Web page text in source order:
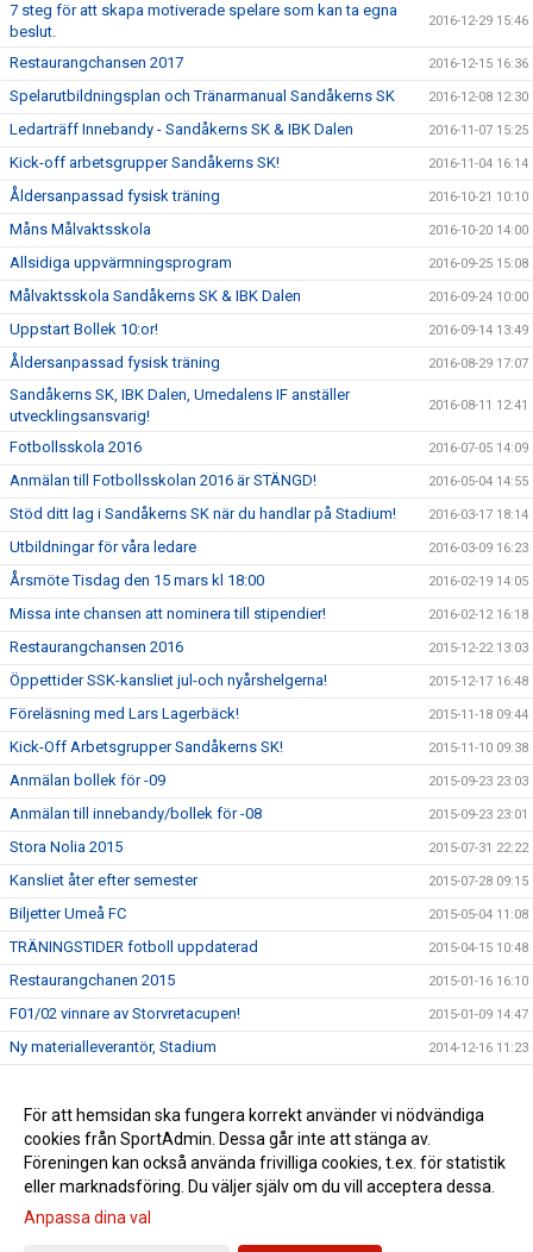
7 steg för att skapa motiverade spelare som kan ta egna
beslut.
2016-12-29 15:46
Restaurangchansen 2017 2016-12-15 16:36
Spelarutbildningsplan och Tränarmanual Sandåkerns SK 2016-12-08 12:30
Ledarträff Innebandy - Sandåkerns SK & IBK Dalen 2016-11-07 15:25
Kick-off arbetsgrupper Sandåkerns SK! 2016-11-04 16:14
Åldersanpassad fysisk träning 2016-10-21 10:10
Måns Målvaktsskola 2016-10-20 14:00
Allsidiga uppvärmningsprogram 2016-09-25 15:08
Målvaktsskola Sandåkerns SK & IBK Dalen 2016-09-24 10:00
Uppstart Bollek 10:or! 2016-09-14 13:49
Åldersanpassad fysisk träning 2016-08-29 17:07
Sandåkerns SK, IBK Dalen, Umedalens IF anställer
utvecklingsansvarig!
2016-08-11 12:41
Fotbollsskola 2016 2016-07-05 14:09
Anmälan till Fotbollsskolan 2016 är STÄNGD! 2016-05-04 14:55
Stöd ditt lag i Sandåkerns SK när du handlar på Stadium! 2016-03-17 18:14
Utbildningar för våra ledare 2016-03-09 16:23
Årsmöte Tisdag den 15 mars kl 18:00 2016-02-19 14:05
Missa inte chansen att nominera till stipendier! 2016-02-12 16:18
Restaurangchansen 2016 2015-12-22 13:03
Öppettider SSK-kansliet jul-och nyårshelgerna! 2015-12-17 16:48
Föreläsning med Lars Lagerbäck! 2015-11-18 09:44
Kick-Off Arbetsgrupper Sandåkerns SK! 2015-11-10 09:38
Anmälan bollek för -09 2015-09-23 23:03
Anmälan till innebandy/bollek för -08 2015-09-23 23:01
Stora Nolia 2015 2015-07-31 22:22
Kansliet åter efter semester 2015-07-28 09:15
Biljetter Umeå FC 2015-05-04 11:08
TRÄNINGSTIDER fotboll uppdaterad 2015-04-15 10:48
Restaurangchanen 2015 2015-01-16 16:10
F01/02 vinnare av Storvretacupen! 2015-01-09 14:47
Ny materialleverantör, Stadium 2014-12-16 11:23
Avbokning träningstider 2014-12-16 11:19
Öppettider kansliet jul- och nyårshelgerna 2014-12-16 11:14
För att hemsidan ska fungera korrekt använder vi nödvändiga
cookies från SportAdmin. Dessa går inte att stänga av.
Föreningen kan också använda frivilliga cookies, t.ex. för statistik
eller marknadsföring. Du väljer själv om du vill acceptera dessa.
Anpassa dina val